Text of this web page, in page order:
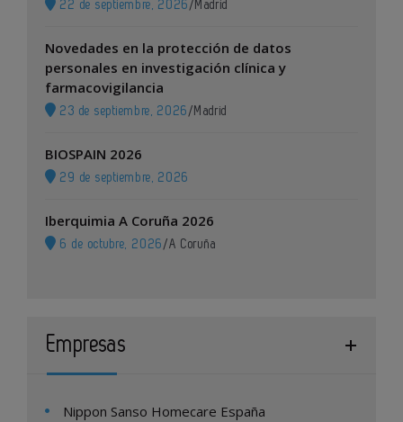
22 de septiembre, 2026 / Madrid
Novedades en la protección de datos
personales en investigación clínica y
farmacovigilancia
23 de septiembre, 2026 / Madrid
BIOSPAIN 2026
29 de septiembre, 2026
Iberquimia A Coruña 2026
6 de octubre, 2026 /A Coruña
Empresas
Nippon Sanso Homecare España